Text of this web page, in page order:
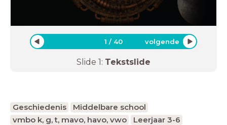
1 / 40 volgende
Slide 1: Tekstslide
Geschiedenis
Middelbare school
vmbo k, g, t, mavo, havo, vwo
Leerjaar 3-6